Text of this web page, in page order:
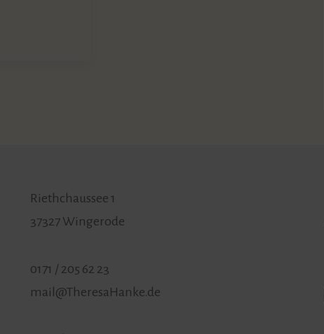
Riethchaussee 1
37327 Wingerode
0171 / 205 62 23
mail@TheresaHanke.de